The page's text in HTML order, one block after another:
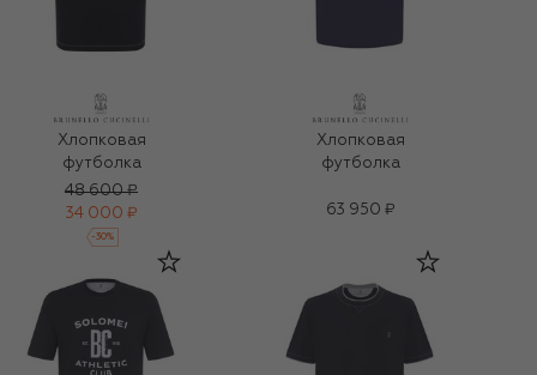
Хлопковая
футболка
48 600 ₽
34 000 ₽
-30%
Хлопковая
футболка
63 950 ₽